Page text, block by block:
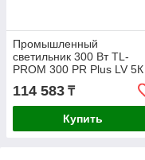
Промышленный
светильник 300 Вт TL-
PROM 300 PR Plus LV 5К
114 583 ₸
Купить